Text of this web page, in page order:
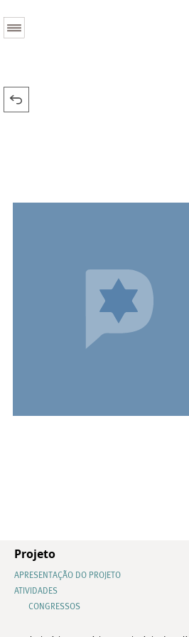
Projeto
APRESENTAÇÃO DO PROJETO
ATIVIDADES
CONGRESSOS